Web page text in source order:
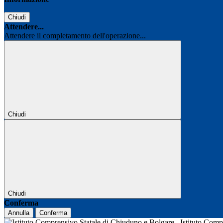
Chiudi
Attendere...
Attendere il completamento dell'operazione...
Chiudi
Chiudi
Conferma
Annulla Conferma